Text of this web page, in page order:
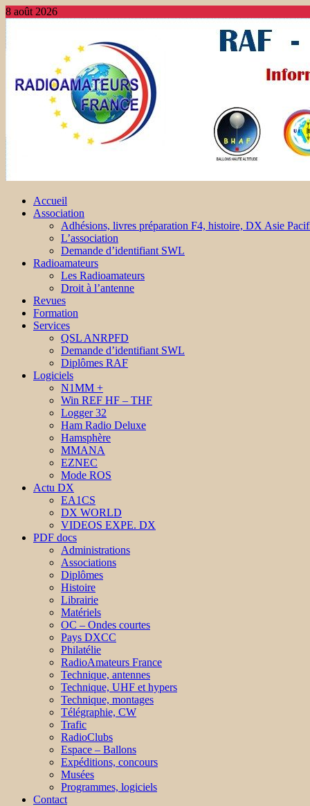
8 août 2026
Accueil
Association
Adhésions, livres préparation F4, histoire, DX Asie
L’association
Demande d’identifiant SWL
Radioamateurs
Les Radioamateurs
Droit à l’antenne
Revues
Formation
Services
QSL ANRPFD
Demande d’identifiant SWL
Diplômes RAF
Logiciels
N1MM +
Win REF HF – THF
Logger 32
Ham Radio Deluxe
Hamsphère
MMANA
EZNEC
Mode ROS
Actu DX
EA1CS
DX WORLD
VIDEOS EXPE. DX
PDF docs
Administrations
Associations
Diplômes
Histoire
Librairie
Matériels
OC – Ondes courtes
Pays DXCC
Philatélie
RadioAmateurs France
Technique, antennes
Technique, UHF et hypers
Technique, montages
Télégraphie, CW
Trafic
RadioClubs
Espace – Ballons
Expéditions, concours
Musées
Programmes, logiciels
Contact